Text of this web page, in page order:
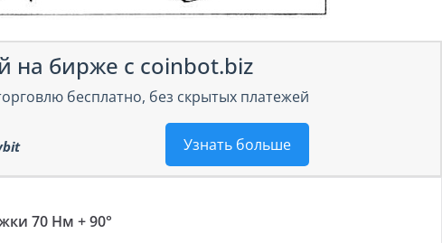
на бирже с coinbot.biz
бесплатно, без скрытых платежей
Узнать больше
70 Нм + 90°